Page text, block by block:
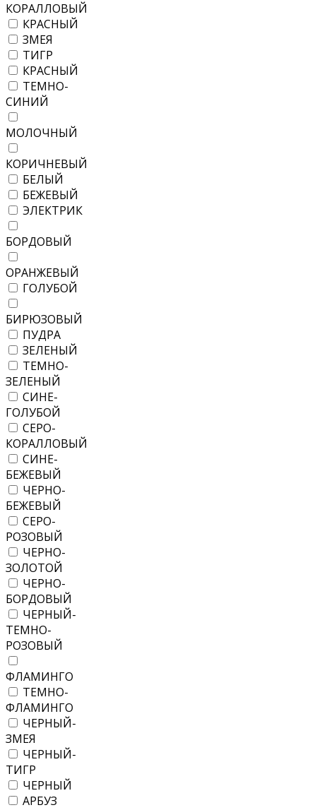
КОРАЛЛОВЫЙ
КРАСНЫЙ
ЗМЕЯ
ТИГР
КРАСНЫЙ
ТЕМНО-
СИНИЙ
МОЛОЧНЫЙ
КОРИЧНЕВЫЙ
БЕЛЫЙ
БЕЖЕВЫЙ
ЭЛЕКТРИК
БОРДОВЫЙ
ОРАНЖЕВЫЙ
ГОЛУБОЙ
БИРЮЗОВЫЙ
ПУДРА
ЗЕЛЕНЫЙ
ТЕМНО-
ЗЕЛЕНЫЙ
СИНЕ-
ГОЛУБОЙ
СЕРО-
КОРАЛЛОВЫЙ
СИНЕ-
БЕЖЕВЫЙ
ЧЕРНО-
БЕЖЕВЫЙ
СЕРО-
РОЗОВЫЙ
ЧЕРНО-
ЗОЛОТОЙ
ЧЕРНО-
БОРДОВЫЙ
ЧЕРНЫЙ-
ТЕМНО-
РОЗОВЫЙ
ФЛАМИНГО
ТЕМНО-
ФЛАМИНГО
ЧЕРНЫЙ-
ЗМЕЯ
ЧЕРНЫЙ-
ТИГР
ЧЕРНЫЙ
АРБУЗ